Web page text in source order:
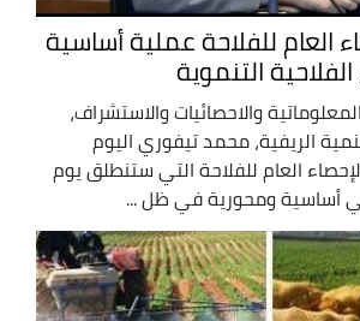
العام للفلاحة عملية أساسية
التنموية
والاحصائيات والاستشراف،
الريفية، محمد تيفوري اليوم
العام للفلاحة التي ستنطلق يوم